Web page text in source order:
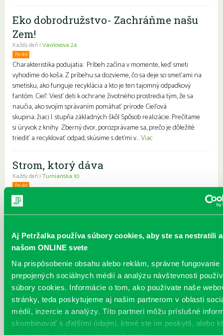
Aj Petržalka používa súbory cookies, aby ste sa nestratili
našom ONLINE svete
Na prispôsobenie obsahu alebo reklám, správne fungovanie
prepojených sociálnych médií a analýzu návštevnosti
súbory cookies. Informácie o tom, ako používate naše
stránky, teda poskytujeme aj našim partnerom v oblasti
médií, inzercie a analýzy. Títo partneri môžu príslušné
skombinovať s ďalšími údajmi, ktoré ste im poskytli, alebo
Eko dobrodružstvo- Zachráňme našu
Zem!
Každý deň | Vavilovova 24
Pre deti
Charakteristika podujatia: Príbeh začína v momente, keď smeti
vyhodíme do koša. Z príbehu sa dozvieme, čo sa deje so smeťami na
smetisku, ako funguje recyklácia a kto je ten tajomný odpadkový
fantóm. Cieľ: Viesť deti k ochrane životného prostredia tým, že sa
naučia, ako svojím správaním pomáhať prírode Cieľová
skupina: žiaci I. stupňa základných škôl Spôsob realizácie: Prečítame
si úryvok z knihy Zberný dvor, porozprávame sa, prečo je dôležité
triediť a recyklovať odpad, skúsime s deťmi v...Viac
Strom, ktorý dáva
Každý deň | Turnianska 10
Pre deti
Charakteristika podujatia: Podujatie pre deti základnej školy, ktoré je
zamerané nielen na vzťahový, ale aj environmentálny aspekt života
človeka. Cieľ: Uvedomiť si svoj vzťah a správanie voči ľuďom, napr.
a životnému prostrediu. Cieľová skupina: 5. a 6. ročník špeciálnej
základnej školy Spôsob realizácie: Strom, ktorý dáva je na jednej
strane jednoduchý, no viacvrstvový príbeh, ktorý je určený nielen
deťom, ale oslovuje i dos...Viac
František z kompostu
Každý deň |Furdekova 1
V komposte na konci záhrady, pod vajíčkovými škrupinami a šupami